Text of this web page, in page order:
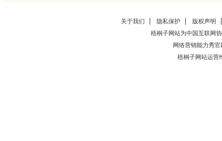
关于我们 隐私保护
版权声明
梧桐子网站为中国互联网
网络营销能力秀官
梧桐子网站运营